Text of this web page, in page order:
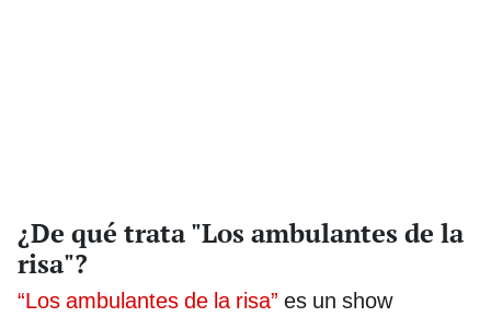
¿De qué trata "Los ambulantes de la
risa"?
“Los ambulantes de la risa” es un show